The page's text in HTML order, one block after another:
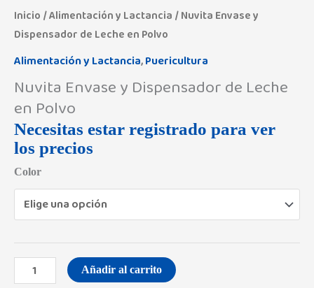
Inicio /Alimentación y Lactancia / Nuvita Envase y
Dispensador de Leche en Polvo
Alimentación y Lactancia,Puericultura
Nuvita Envase y Dispensador de Leche
en Polvo
Necesitas estar registrado para ver
los precios
Color
cantidad
Añadir al carrito